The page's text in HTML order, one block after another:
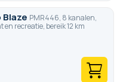
Blaze PMR446, 8 kanalen,
en recreatie, bereik 12 km